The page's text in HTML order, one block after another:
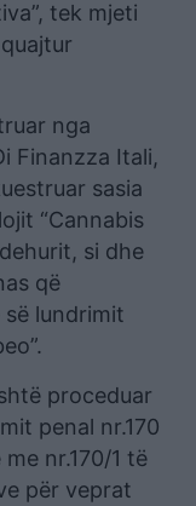
tek mjeti
nga
Finanzza Itali,
sasia
“Cannabis
si dhe
që
lundrimit
proceduar
penal nr.170
nr.170/1 të
për veprat